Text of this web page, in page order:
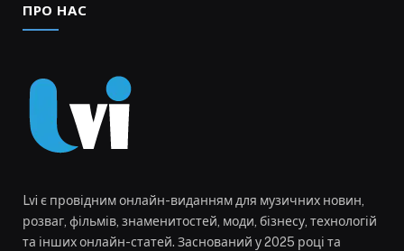
ПРО НАС
Lvi є провідним онлайн-виданням для музичних новин,
розваг, фільмів, знаменитостей, моди, бізнесу, технологій
та інших онлайн-статей. Заснований у 2025 році та